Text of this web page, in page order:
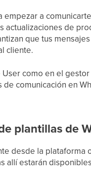
a
actualizaciones de
que tus
cliente.
como en el
comunicación en
plantillas de
desde la plataforma
allí estarán